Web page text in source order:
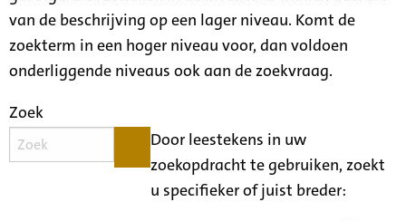
van de beschrijving op een lager niveau. Komt de
zoekterm in een hoger niveau voor, dan voldoen
onderliggende niveaus ook aan de zoekvraag.
Zoek
Door leestekens in uw
zoekopdracht te gebruiken, zoekt
u specifieker of juist breder: